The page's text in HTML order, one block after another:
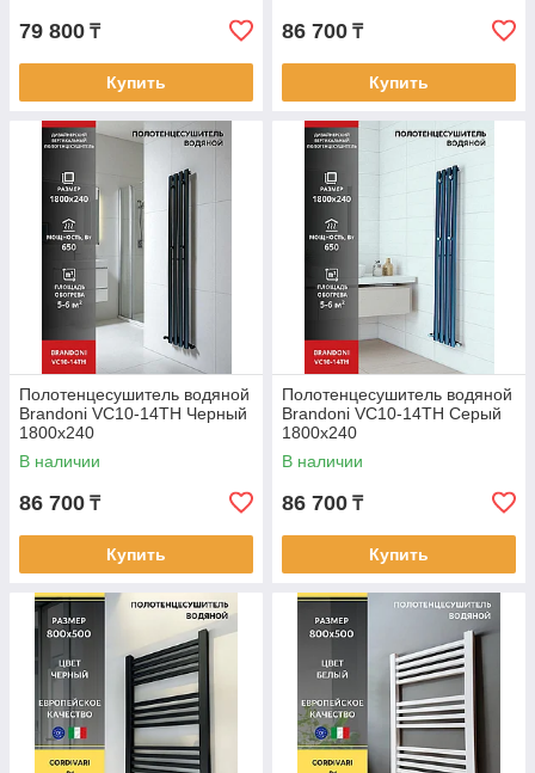
79 800 ₸
Купить
86 700 ₸
Купить
Полотенцесушитель водяной
Brandoni VC10-14TH Черный
1800x240
В наличии
86 700 ₸
Купить
Полотенцесушитель водяной
Brandoni VC10-14TH Серый
1800x240
В наличии
86 700 ₸
Купить